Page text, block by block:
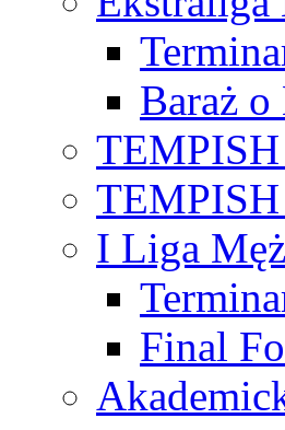
Baraż
I Liga
Final